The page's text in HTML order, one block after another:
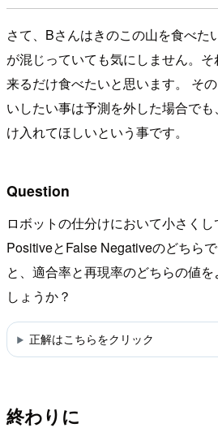
さて、Bさんはきのこの山を食べた
が混じっていても気にしません。
来るだけ食べたいと思います。 そ
いしたい事は予測を外した場合で
け入れてほしいという事です。
Question
ロボットの仕分けにおいて小さく
PositiveとFalse Negativeのどちら
と、適合率と再現率のどちらの値
しょうか？
正解はこちらをクリック
終わりに